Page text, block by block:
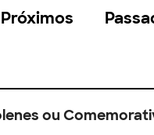
Próximos
ou